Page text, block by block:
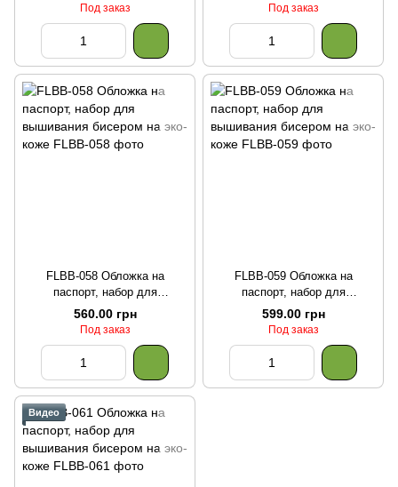
Под заказ Под заказ
FLBB-058 Обложка на
паспорт, набор для
вышивания бисером на эко-
560.00 грн
Под заказ
FLBB-059 Обложка на
паспорт, набор для
вышивания бисером на эко-
599.00 грн
Под заказ
Видео